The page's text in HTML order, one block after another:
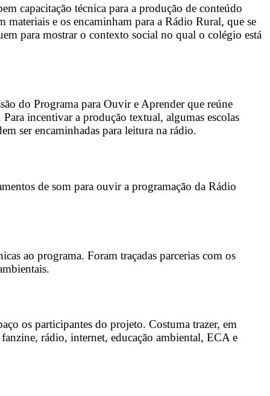
capacitação técnica para a produção de conteúdo
materiais e os encaminham para a Rádio Rural, que se
para mostrar o contexto social no qual o colégio está
do Programa para Ouvir e Aprender que reúne
incentivar a produção textual, algumas escolas
ser encaminhadas para leitura na rádio.
de som para ouvir a programação da Rádio
ao programa. Foram traçadas parcerias com os
os participantes do projeto. Costuma trazer, em
rádio, internet, educação ambiental, ECA e